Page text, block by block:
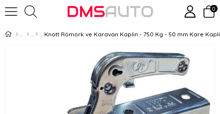
0
Knott Römork ve Karavan Kaplin - 750 Kg - 50 mm Kare